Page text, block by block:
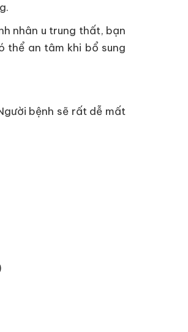
nhân u trung thất, bạn
thể an tâm khi bổ sung
bệnh sẽ rất dễ mất